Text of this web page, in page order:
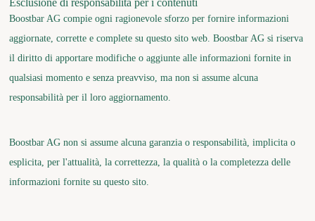
Esclusione di responsabilità per i contenuti
Boostbar AG compie ogni ragionevole sforzo per fornire informazioni
aggiornate, corrette e complete su questo sito web. Boostbar AG si riserva
il diritto di apportare modifiche o aggiunte alle informazioni fornite in
qualsiasi momento e senza preavviso, ma non si assume alcuna
responsabilità per il loro aggiornamento.
Boostbar AG non si assume alcuna garanzia o responsabilità, implicita o
esplicita, per l'attualità, la correttezza, la qualità o la completezza delle
informazioni fornite su questo sito.